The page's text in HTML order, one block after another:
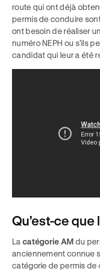
route qui ont déjà
permis de conduire
ont besoin de réaliser
numéro NEPH ou s’ils
candidat qui leur a été
Qu’est-ce que
La catégorie AM du
anciennement connue
catégorie de permis de